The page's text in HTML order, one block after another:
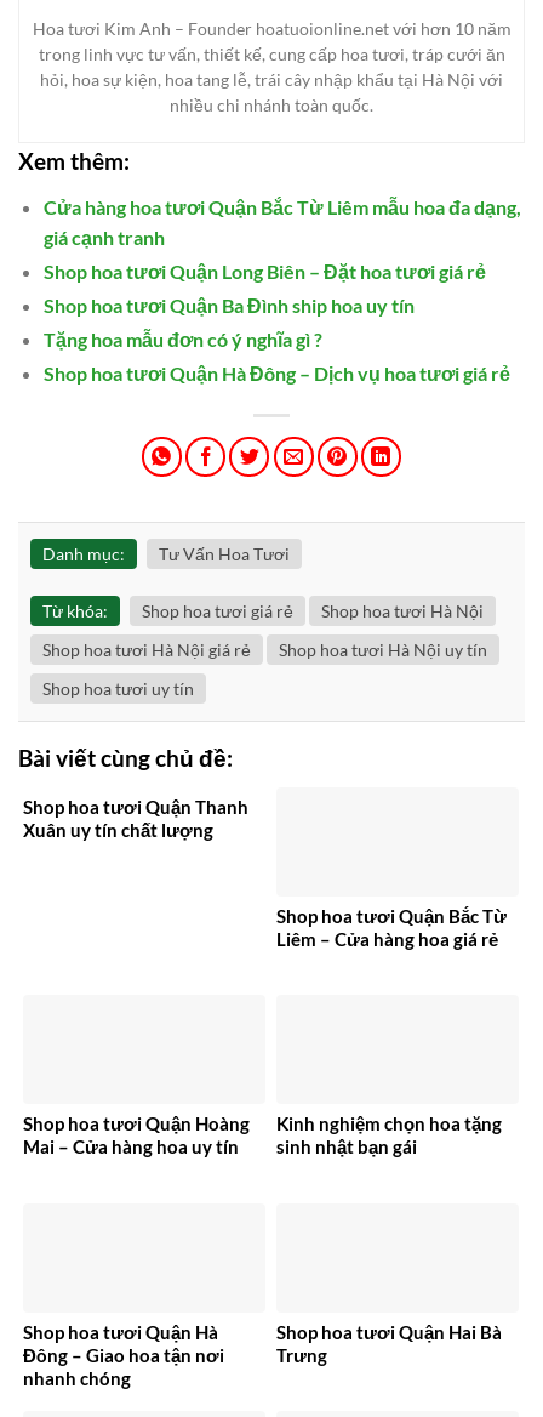
Hoa tươi Kim Anh – Founder hoatuoionline.net với hơn 10 năm
trong linh vực tư vấn, thiết kế, cung cấp hoa tươi, tráp cưới ăn
hỏi, hoa sự kiện, hoa tang lễ, trái cây nhập khẩu tại Hà Nội với
nhiều chi nhánh toàn quốc.
Xem thêm:
Cửa hàng hoa tươi Quận Bắc Từ Liêm mẫu hoa đa dạng,
giá cạnh tranh
Shop hoa tươi Quận Long Biên – Đặt hoa tươi giá rẻ
Shop hoa tươi Quận Ba Đình ship hoa uy tín
Tặng hoa mẫu đơn có ý nghĩa gì ?
Shop hoa tươi Quận Hà Đông – Dịch vụ hoa tươi giá rẻ
Danh mục: Tư Vấn Hoa Tươi
Từ khóa: Shop hoa tươi giá rẻ
Shop hoa tươi Hà Nội
Shop hoa tươi Hà Nội giá rẻ
Shop hoa tươi Hà Nội uy tín
Shop hoa tươi uy tín
Bài viết cùng chủ đề:
Shop hoa tươi Quận Thanh
Xuân uy tín chất lượng
Shop hoa tươi Quận Bắc Từ
Liêm – Cửa hàng hoa giá rẻ
Shop hoa tươi Quận Hoàng
Mai – Cửa hàng hoa uy tín
Kinh nghiệm chọn hoa tặng
sinh nhật bạn gái
Shop hoa tươi Quận Hà
Đông – Giao hoa tận nơi
nhanh chóng
Shop hoa tươi Quận Hai Bà
Trưng